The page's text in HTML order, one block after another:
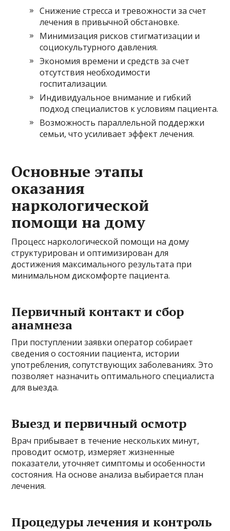
Снижение стресса и тревожности за счет
лечения в привычной обстановке.
Минимизация рисков стигматизации и
социокультурного давления.
Экономия времени и средств за счет
отсутствия необходимости
госпитализации.
Индивидуальное внимание и гибкий
подход специалистов к условиям пациента.
Возможность параллельной поддержки
семьи, что усиливает эффект лечения.
Основные этапы
оказания
наркологической
помощи на дому
Процесс наркологической помощи на дому
структурирован и оптимизирован для
достижения максимального результата при
минимальном дискомфорте пациента.
Первичный контакт и сбор
анамнеза
При поступлении заявки оператор собирает
сведения о состоянии пациента, истории
употребления, сопутствующих заболеваниях. Это
позволяет назначить оптимального специалиста
для выезда.
Выезд и первичный осмотр
Врач прибывает в течение нескольких минут,
проводит осмотр, измеряет жизненные
показатели, уточняет симптомы и особенности
состояния. На основе анализа выбирается план
лечения.
Процедуры лечения и контроль